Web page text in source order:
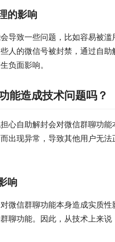
的影响
导致一些问题，比如容易被
人的微信号被封禁，通过自
负面影响。
能造成技术问题吗？
心自助解封会对微信群聊功
出现异常，导致其他用户无
响
微信群聊功能本身造成实质
聊功能。因此，从技术上来